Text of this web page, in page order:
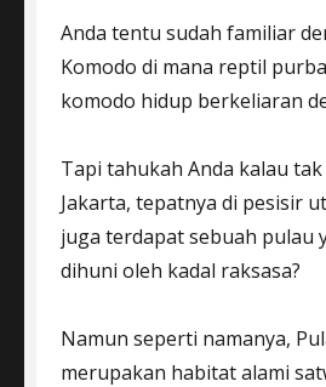
Anda tentu sudah familiar
Komodo di mana reptil
komodo hidup berkeliaran
Tapi tahukah Anda kalau
Jakarta, tepatnya di pesisir
juga terdapat sebuah pulau
dihuni oleh kadal raksasa?
Namun seperti namanya,
merupakan habitat alami